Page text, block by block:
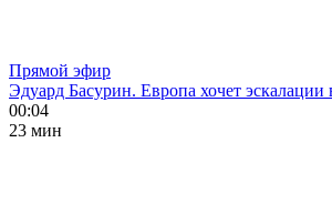
Прямой эфир
Эдуард Басурин. Европа хочет
00:04
23 мин